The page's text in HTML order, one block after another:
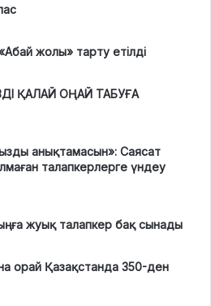
жолы» тарту етілді
ҚАЛАЙ ОҢАЙ ТАБУҒА
анықтамасын»: Саясат
талапкерлерге үндеу
жуық талапкер бақ сынады
орай Қазақстанда 350-ден